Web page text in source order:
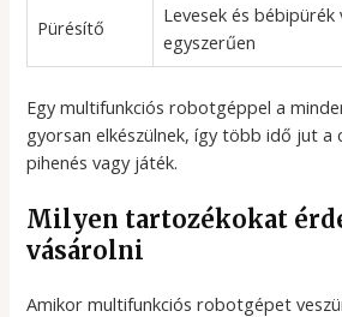
Pürésítő
Levesek és bébipürék
egyszerűen
Egy multifunkciós robotgéppel a
gyorsan elkészülnek, így több idő jut a
pihenés vagy játék.
Milyen tartozékokat
vásárolni
Amikor multifunkciós robotgépet